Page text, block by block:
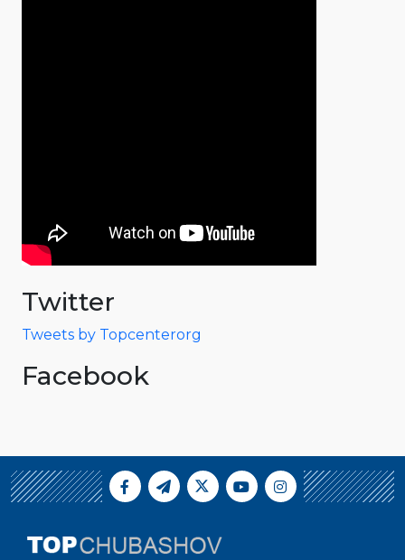
Twitter
Tweets by Topcenterorg
Facebook